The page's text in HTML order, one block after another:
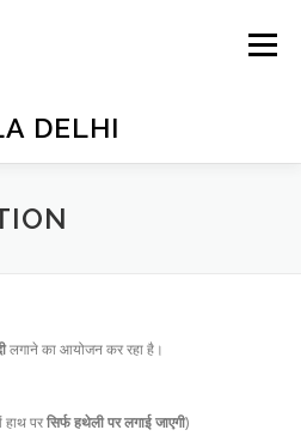
DELHI
Menu
लगाने का आयोजन कर रहा है।
हाथ परसिर्फ हथेली पर लगाई जाएगी)